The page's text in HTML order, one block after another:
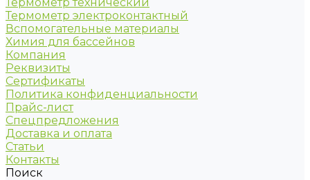
Термометр электроконтактный
Вспомогательные материалы
Химия для бассейнов
Компания
Реквизиты
Сертификаты
Политика конфиденциальности
Прайс-лист
Спецпредложения
Доставка и оплата
Статьи
Контакты
Поиск